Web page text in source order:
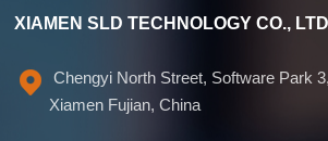
XIAMEN SLD TECHNOLOGY CO., LTD
Chengyi North Street, Software Park
Xiamen Fujian, China